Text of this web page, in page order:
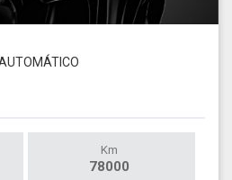
Km
78000